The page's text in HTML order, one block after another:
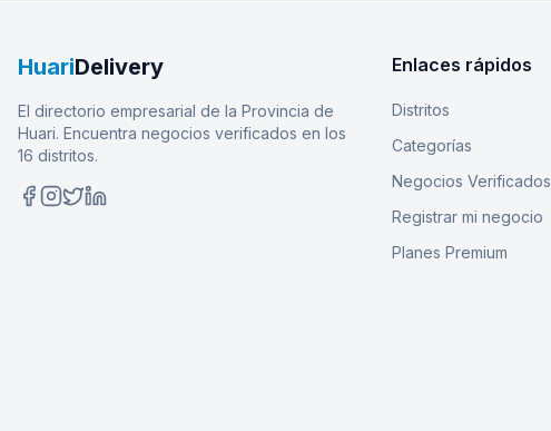
HuariDelivery
El directorio empresarial de la Provincia de
Huari. Encuentra negocios verificados en los
16 distritos.
Enlaces rápidos
Distritos
Categorías
Negocios Verificados
Registrar mi negocio
Planes Premium